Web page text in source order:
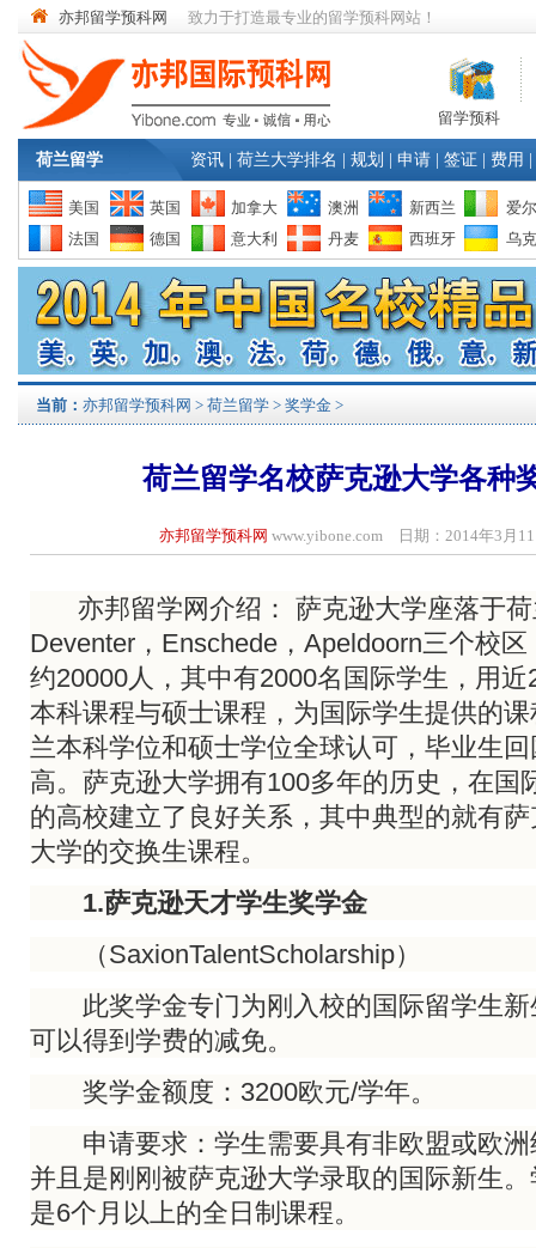
亦邦留学预科网 致力于打造最专业的留学预科网站！
留学预科
荷兰留学 资讯 荷兰大学排名 规划 申请 签证 费用
美国 英国 加拿大 澳洲 新西兰
爱
法国
德国 意大利 丹麦 西班牙 乌
当前： 亦邦留学预科网 > 荷兰留学 > 奖学金 >
荷兰留学名校萨克逊大学各种
亦邦留学预科网 www.yibone.com 日期：2014年3月
亦邦留学网介绍： 萨克逊大学座落于荷
Deventer，Enschede，Apeldoorn三个校
约20000人，其中有2000名国际学生，用
本科课程与硕士课程，为国际学生提供的
兰本科学位和硕士学位全球认可，毕业生
高。萨克逊大学拥有100多年的历史，在国
的高校建立了良好关系，其中典型的就有
大学的交换生课程。
1.萨克逊天才学生奖学金
（SaxionTalentScholarship）
此奖学金专门为刚入校的国际留学生新
可以得到学费的减免。
奖学金额度：3200欧元/学年。
申请要求：学生需要具有非欧盟或欧洲
并且是刚刚被萨克逊大学录取的国际新生
是6个月以上的全日制课程。